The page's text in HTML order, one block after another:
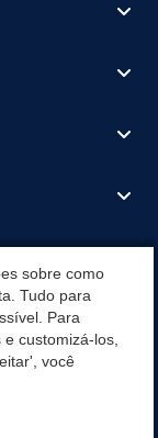
sobre como
Tudo para
Para
customizá-los,
você